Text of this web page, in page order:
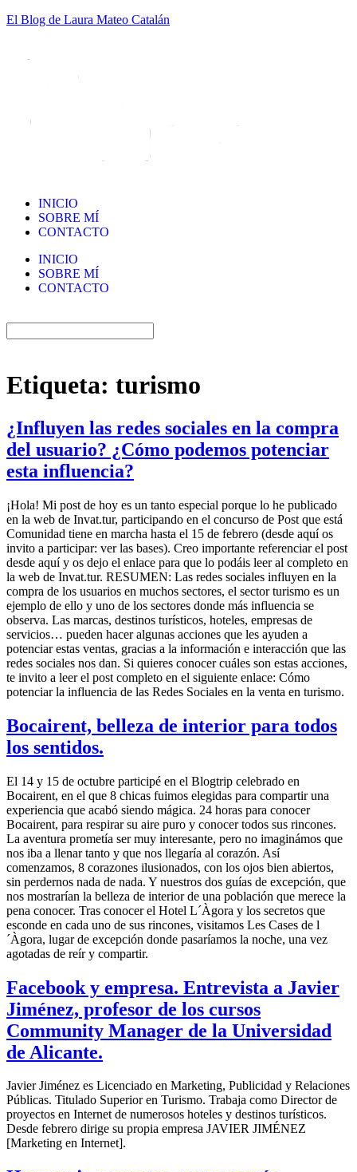
El Blog de Laura Mateo Catalán
INICIO
SOBRE MÍ
CONTACTO
INICIO
SOBRE MÍ
CONTACTO
Etiqueta: turismo
¿Influyen las redes sociales en la compra
del usuario? ¿Cómo podemos potenciar
esta influencia?
¡Hola! Mi post de hoy es un tanto especial porque lo he publicado
en la web de Invat.tur, participando en el concurso de Post que está
Comunidad tiene en marcha hasta el 15 de febrero (desde aquí os
invito a participar: ver las bases). Creo importante referenciar el post
desde aquí y os dejo el enlace para que lo podáis leer al completo en
la web de Invat.tur. RESUMEN: Las redes sociales influyen en la
compra de los usuarios en muchos sectores, el sector turismo es un
ejemplo de ello y uno de los sectores donde más influencia se
observa. Las marcas, destinos turísticos, hoteles, empresas de
servicios… pueden hacer algunas acciones que les ayuden a
potenciar estas ventas, gracias a la información e interacción que las
redes sociales nos dan. Si quieres conocer cuáles son estas acciones,
te invito a leer el post completo en el siguiente enlace: Cómo
potenciar la influencia de las Redes Sociales en la venta en turismo.
Bocairent, belleza de interior para todos
los sentidos.
El 14 y 15 de octubre participé en el Blogtrip celebrado en
Bocairent, en el que 8 chicas fuimos elegidas para compartir una
experiencia que acabó siendo mágica. 24 horas para conocer
Bocairent, para respirar su aire puro y conocer todos sus rincones.
La aventura prometía ser muy interesante, pero no imaginámos que
nos iba a llenar tanto y que nos llegaría al corazón. Así
comenzamos, 8 corazones ilusionados, con los ojos bien abiertos,
sin perdernos nada de nada. Y nuestros dos guías de excepción, que
nos mostrarían la belleza de interior de una población que merece la
pena conocer. Tras conocer el Hotel L´Àgora y los secretos que
esconde en cada uno de sus rincones, visitamos Les Cases de l
´Àgora, lugar de excepción donde pasaríamos la noche, una vez
agotadas de reír y compartir.
Facebook y empresa. Entrevista a Javier
Jiménez, profesor de los cursos
Community Manager de la Universidad
de Alicante.
Javier Jiménez es Licenciado en Marketing, Publicidad y Relaciones
Públicas. Titulado Superior en Turismo. Trabaja como Director de
proyectos en Internet de numerosos hoteles y destinos turísticos.
Desde febrero dirige su propia empresa JAVIER JIMÉNEZ
[Marketing en Internet].